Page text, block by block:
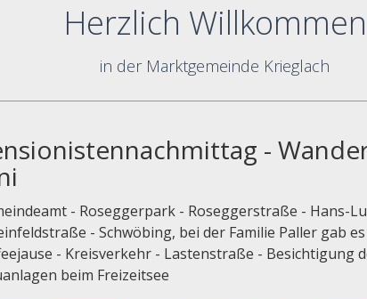
Herzlich Willkommen
in der Marktgemeinde Krieglach
-
- Roseggerpark - Roseggerstraße - Hans-
- Schwöbing, bei der Familie Paller gab
- Kreisverkehr - Lastenstraße - Besichtigung
beim Freizeitsee